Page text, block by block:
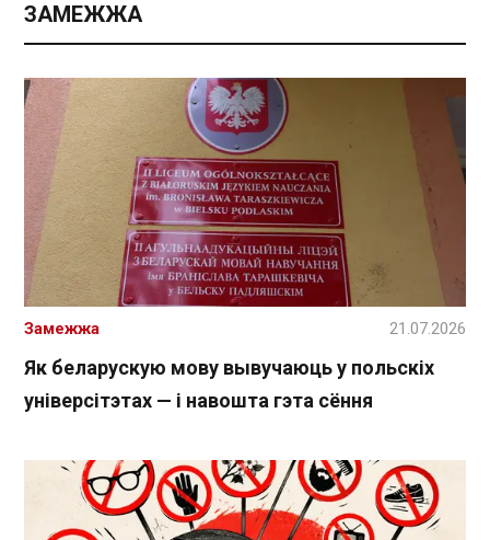
ЗАМЕЖЖА
Як беларускую мову вывучаюць у польскіх
універсітэтах — і навошта гэта сёння
Замежжа 21.07.2026